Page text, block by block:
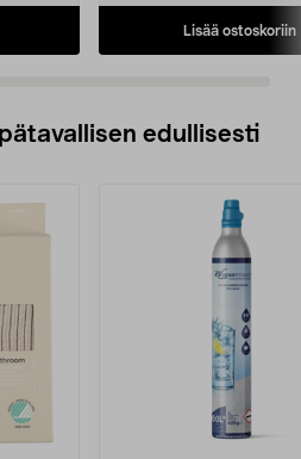
Lisää ostoskoriin
edullisesti